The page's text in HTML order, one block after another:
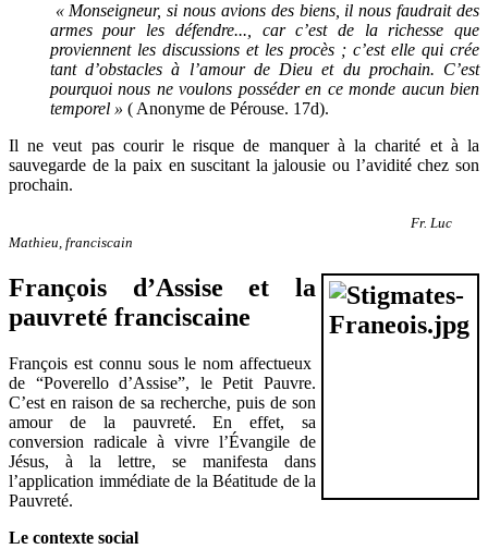
« Monseigneur, si nous avions des biens, il nous faudrait des
armes pour les défendre..., car c’est de la richesse que
proviennent les discussions et les procès ; c’est elle qui crée
tant d’obstacles à l’amour de Dieu et du prochain. C’est
pourquoi nous ne voulons posséder en ce monde aucun bien
temporel » ( Anonyme de Pérouse. 17d).
Il ne veut pas courir le risque de manquer à la charité et à la
sauvegarde de la paix en suscitant la jalousie ou l’avidité chez son
prochain.
Fr. Luc
Mathieu, franciscain
François d’Assise et la
pauvreté franciscaine
François est connu sous le nom affectueux
de “Poverello d’Assise”, le Petit Pauvre.
C’est en raison de sa recherche, puis de son
amour de la pauvreté. En effet, sa
conversion radicale à vivre l’Évangile de
Jésus, à la lettre, se manifesta dans
l’application immédiate de la Béatitude de la
Pauvreté.
Le contexte social